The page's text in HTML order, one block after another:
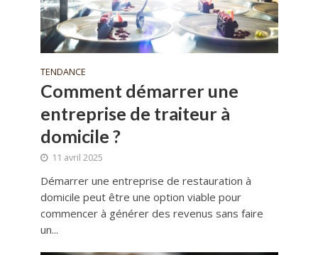
TENDANCE
Comment démarrer une
entreprise de traiteur à
domicile ?
11 avril 2025
Démarrer une entreprise de restauration à
domicile peut être une option viable pour
commencer à générer des revenus sans faire
un...